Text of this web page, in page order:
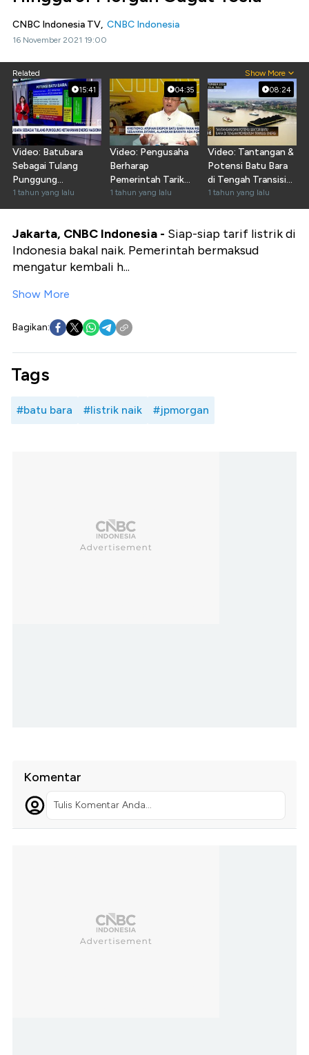
CNBC Indonesia TV, CNBC Indonesia
16 November 2021 19:00
Related Show More
15:41
Video: Batubara
Sebagai Tulang
Punggung
Ketahanan Energi
Nasional
1 tahun yang lalu
04:35
Video: Pengusaha
Berharap
Pemerintah Tarik
Aturan HBA Ekspor
Batu Bara
1 tahun yang lalu
08:24
Video: Tantangan &
Potensi Batu Bara
di Tengah Transisi
Energi
1 tahun yang lalu
Jakarta, CNBC Indonesia - Siap-siap tarif listrik di
Indonesia bakal naik. Pemerintah bermaksud
mengatur kembali h...
Show More
Bagikan:
Tags
#batu bara #listrik naik #jpmorgan
Komentar
Tulis Komentar Anda...